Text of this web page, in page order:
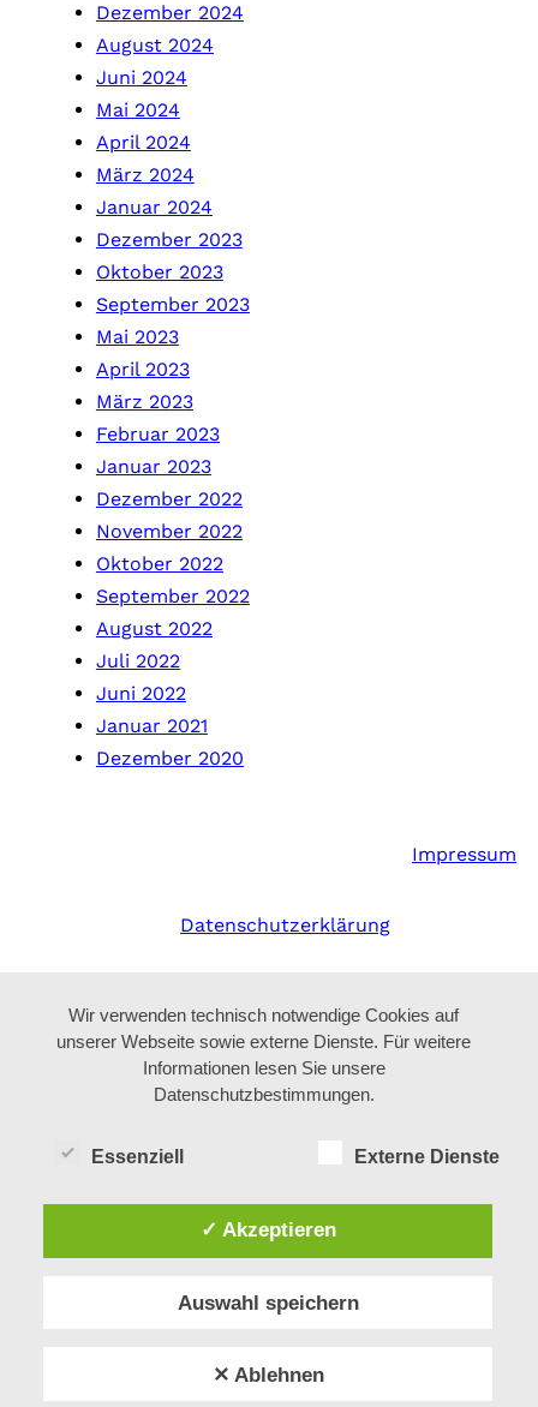
Dezember 2024
August 2024
Juni 2024
Mai 2024
April 2024
März 2024
Januar 2024
Dezember 2023
Oktober 2023
September 2023
Mai 2023
April 2023
März 2023
Februar 2023
Januar 2023
Dezember 2022
November 2022
Oktober 2022
September 2022
August 2022
Juli 2022
Juni 2022
Januar 2021
Dezember 2020
Impressum
Datenschutzerklärung
Wir verwenden technisch notwendige Cookies auf
unserer Webseite sowie externe Dienste. Für weitere
Informationen lesen Sie unsere
Datenschutzbestimmungen.
Essenziell Externe Dienste
✓ Akzeptieren
Auswahl speichern
✕ Ablehnen